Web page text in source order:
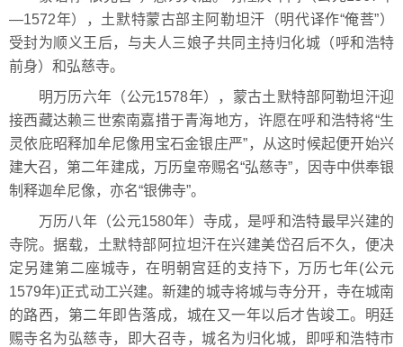
—1572年），土默特蒙古部主阿勒坦汗（明代译作“俺菩”）
受封为顺义王后，与夫人三娘子共同主持归化城（呼和浩特
前身）和弘慈寺。
明万历六年（公元1578年），蒙古土默特部阿勒坦汗迎
接西藏达赖三世索南嘉措于青海地方，许愿在呼和浩特将“生
灵依庇昭释加牟尼像用宝石金银庄严”，从这时候起便开始兴
建大召，第二年建成，万历皇帝赐名“弘慈寺”，因寺中供奉银
制释迦牟尼像，亦名“银佛寺”。
万历八年（公元1580年）寺成，是呼和浩特最早兴建的
寺院。据载，土默特部阿拉坦汗在兴建美岱召后不久，便决
定另建第二座城寺，在明朝宫廷的支持下，万历七年(公元
1579年)正式动工兴建。新建的城寺将城与寺分开，寺在城南
的路西，第二年即告落成，城在又一年以后才告竣工。明廷
赐寺名为弘慈寺，即大召寺，城名为归化城，即呼和浩特市